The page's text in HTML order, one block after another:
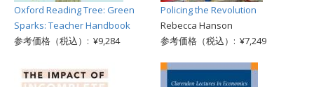
Oxford Reading Tree: Green
Sparks: Teacher Handbook
参考価格（税込）: ¥9,284
Policing the Revolution
Rebecca Hanson
参考価格（税込）: ¥7,249